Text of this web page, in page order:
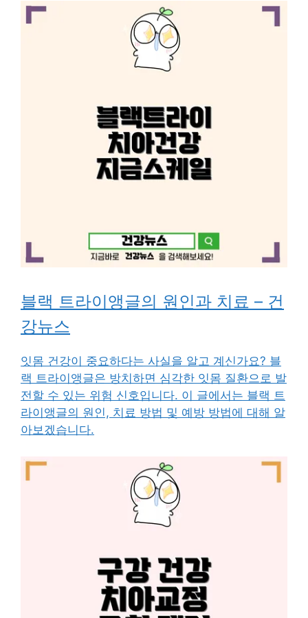
블랙 트라이앵글의 원인과 치료 – 건
강뉴스
잇몸 건강이 중요하다는 사실을 알고 계신가요? 블
랙 트라이앵글은 방치하면 심각한 잇몸 질환으로 발
전할 수 있는 위험 신호입니다. 이 글에서는 블랙 트
라이앵글의 원인, 치료 방법 및 예방 방법에 대해 알
아보겠습니다.